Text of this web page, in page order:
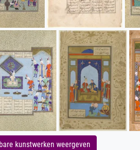
kunstwerken weergeven